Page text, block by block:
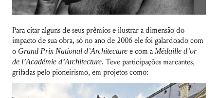
Para citar alguns de seus prêmios e ilustrar a dimensão do
impacto de sua obra, só no ano de 2006 ele foi galardoado com
o Grand Prix National d’Architecture e com aMédaille d’or
de l’Académie d’Architecture. Teve participações marcantes,
grifadas pelo pioneirismo, em projetos como: